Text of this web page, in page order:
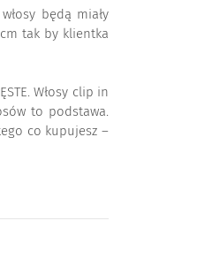
będą miały
tak by klientka
Włosy clip in
to podstawa.
co kupujesz –